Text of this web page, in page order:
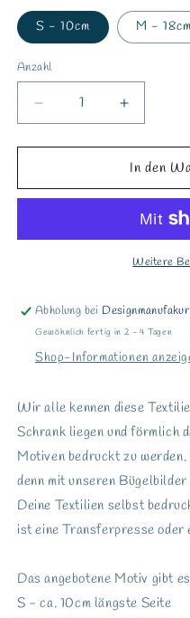
S - 10cm M -
Anzahl
Verringere
die
Menge
Bügelbild
so
Erhöhe
die
Menge
für
Bügelbild
you
so
In den
Weitere
Abholung bei
Gewöhnlich fertig in 2 - 4 Tagen
Shop-Informationen
Wir alle kennen diese
Schrank liegen und förmlich
Motiven bedruckt zu
denn mit unseren
Deine Textilien selbst
ist eine Transferpresse oder
Das angebotene Motiv gibt
S - ca. 10cm längste Seite